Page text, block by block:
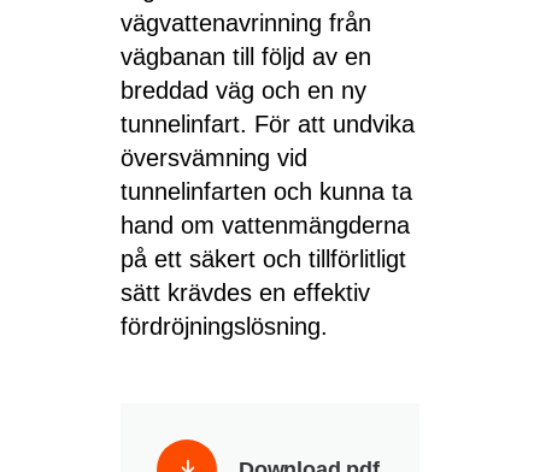
vägvattenavrinning från
vägbanan till följd av en
breddad väg och en ny
tunnelinfart. För att undvika
översvämning vid
tunnelinfarten och kunna ta
hand om vattenmängderna
på ett säkert och tillförlitligt
sätt krävdes en effektiv
fördröjningslösning.